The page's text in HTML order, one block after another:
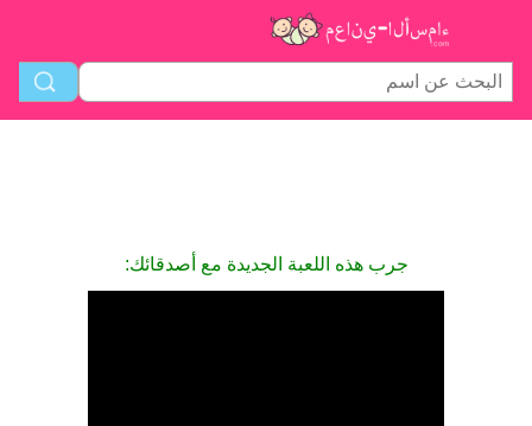
جرب هذه اللعبة الجديدة مع أصدقائك: